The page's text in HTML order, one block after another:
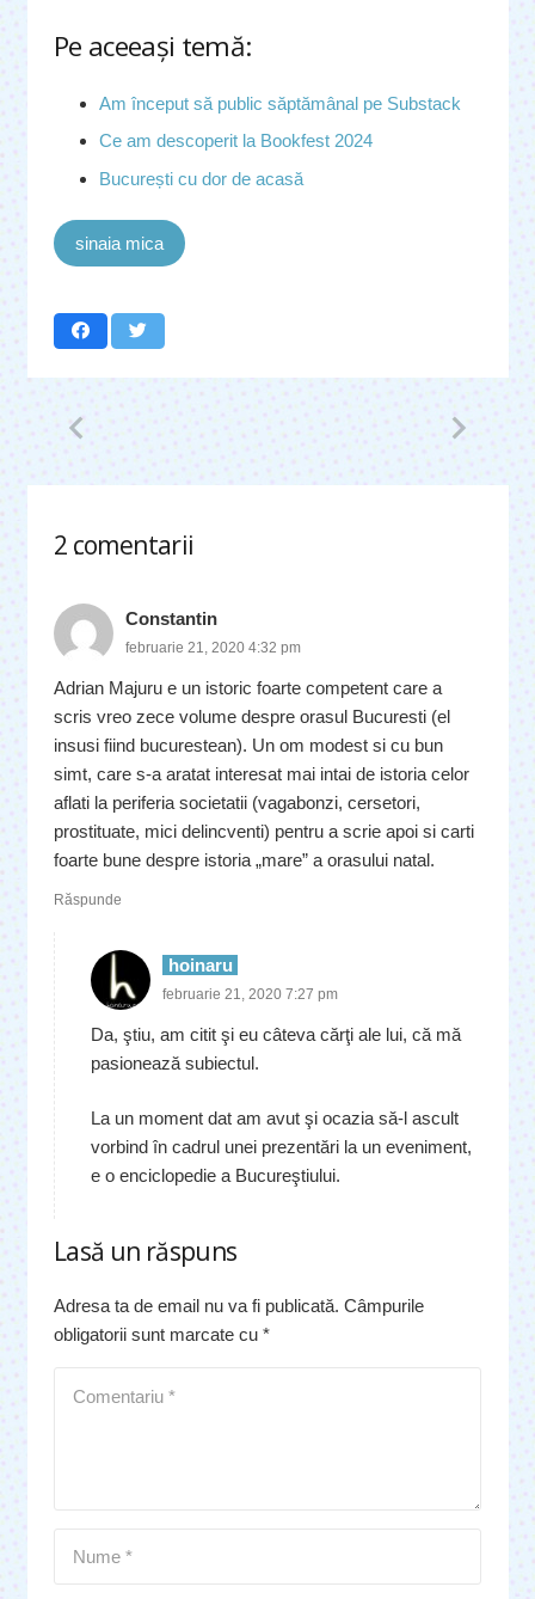
Pe aceeaşi temă:
Am început să public săptămânal pe Substack
Ce am descoperit la Bookfest 2024
București cu dor de acasă
sinaia mica
2 comentarii
.
Constantin
februarie 21, 2020 4:32 pm
Adrian Majuru e un istoric foarte competent care a
scris vreo zece volume despre orasul Bucuresti (el
insusi fiind bucurestean). Un om modest si cu bun
simt, care s-a aratat interesat mai intai de istoria celor
aflati la periferia societatii (vagabonzi, cersetori,
prostituate, mici delincventi) pentru a scrie apoi si carti
foarte bune despre istoria „mare” a orasului natal.
Răspunde
hoinaru
februarie 21, 2020 7:27 pm
Da, ştiu, am citit şi eu câteva cărţi ale lui, că mă
pasionează subiectul.
La un moment dat am avut şi ocazia să-l ascult
vorbind în cadrul unei prezentări la un eveniment,
e o enciclopedie a Bucureştiului.
Lasă un răspuns
Adresa ta de email nu va fi publicată. Câmpurile
obligatorii sunt marcate cu *